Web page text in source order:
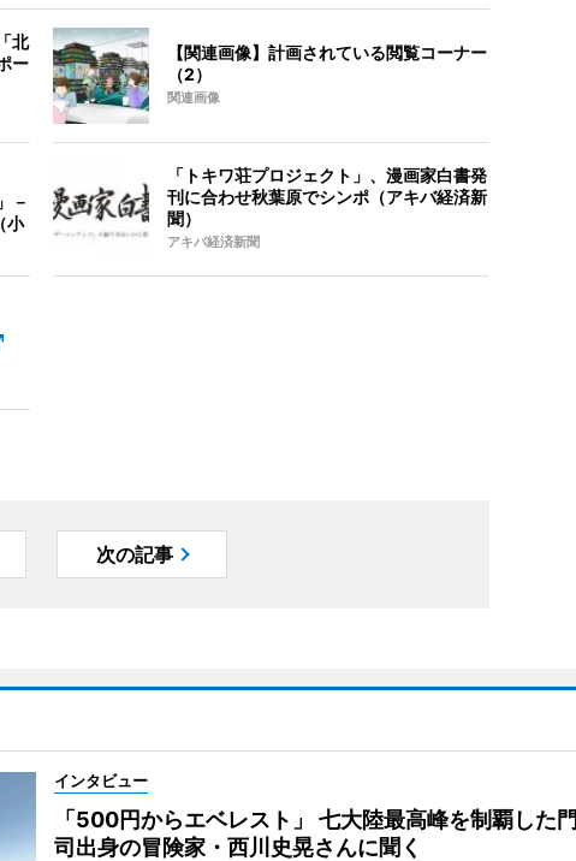
北
ー
【関連画像】計画されている閲覧コーナー
（2）
関連画像
－
小
「トキワ荘プロジェクト」、漫画家白書発
刊に合わせ秋葉原でシンポ（アキバ経済新
聞）
アキバ経済新聞
次の記事
インタビュー
「500円からエベレスト」 七大陸最高峰を制覇した門
司出身の冒険家・西川史晃さんに聞く